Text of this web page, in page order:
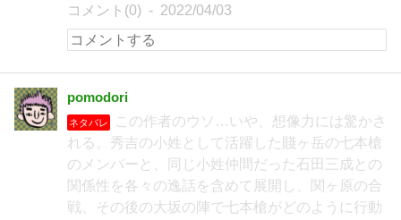
コメント(0) 2022/04/03
pomodori
ネタバレ
この作者のウソ…いや、想像力には驚かさ
れる。秀吉の小姓として活躍した賤ヶ岳の七本槍
のメンバーと、同じ小姓仲間だった石田三成との
関係性を各々の逸話を含めて展開し、関ヶ原の合
戦、その後の大坂の陣で七本槍がどのように行動